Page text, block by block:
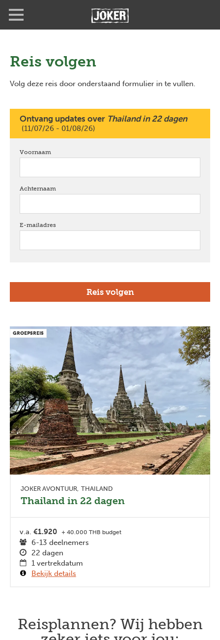
gaanReis volgen
Volg deze reis door onderstaand formulier in te vullen.
Ontvang updates over Thailand in 22 dagen
(11/07/26 - 01/08/26)
Voornaam
Achternaam
E-mailadres
GROEPSREIS
JOKER AVONTUUR THAILAND
Thailand in 22 dagen
v.a. €1.920 + 40.000 THB budget
6-13 deelnemers
22 dagen
1 vertrekdatum
Bekijk details
Reisplannen? Wij hebben